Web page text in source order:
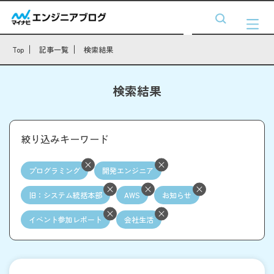
Top 記事一覧 検索結果
検索結果
絞り込みキーワード
プログラミング 開発エンジニア
旧：システム統括本部 AWS お知らせ
イベント参加レポート 会社生活